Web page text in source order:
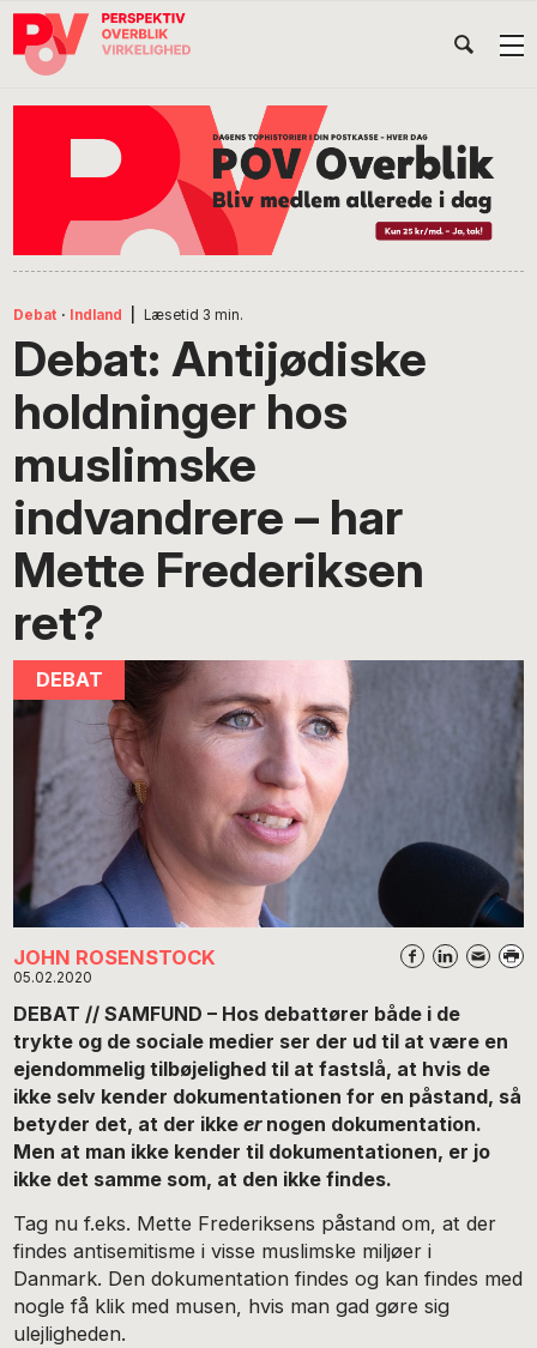
Gå
direkte
Skip
indhold
Gå
direkte
Debat · Indland Læsetid 3 min.
Debat: Antijødiske
holdninger hos
muslimske
indvandrere – har
Mette Frederiksen
ret?
JOHN ROSENSTOCK
05.02.2020
DEBAT // SAMFUND – Hos debattører både i de
trykte og de sociale medier ser der ud til at være en
ejendommelig tilbøjelighed til at fastslå, at hvis de
ikke selv kender dokumentationen for en påstand, så
betyder det, at der ikkeernogen dokumentation.
Men at man ikke kender til dokumentationen, er jo
ikke det samme som, at den ikke findes.
Tag nu f.eks. Mette Frederiksens påstand om, at der
findes antisemitisme i visse muslimske miljøer i
Danmark. Den dokumentation findes og kan findes med
nogle få klik med musen, hvis man gad gøre sig
ulejligheden.